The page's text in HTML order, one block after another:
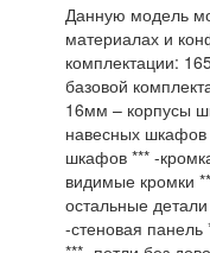
Данную модель
материалах и
комплектации:
базовой
16мм – корпусы
навесных
шкафов *** -
видимые кромки
остальные
-стеновая